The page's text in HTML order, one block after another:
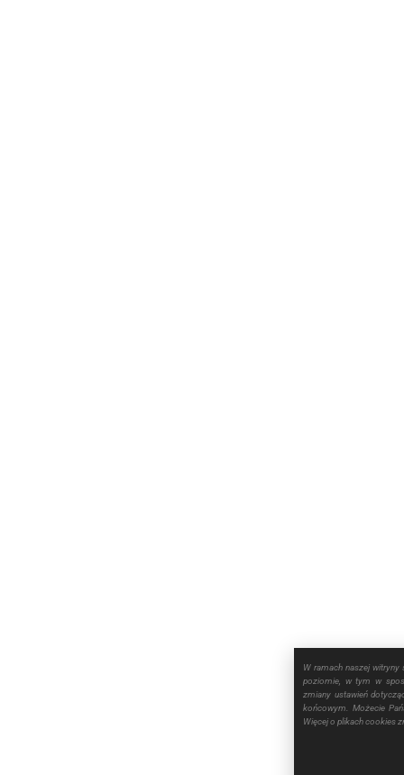
W ramach naszej witryny
poziomie, w tym w
zmiany ustawień
końcowym. Możecie
Więcej o plikach cookies